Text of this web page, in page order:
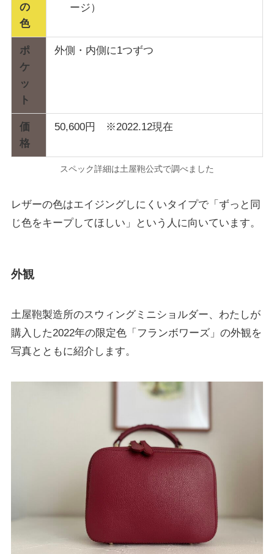
の
色
ージ）
ポ
ケ
ッ
ト
外側・内側に1つずつ
価
格
50,600円 ※2022.12現在
スペック詳細は土屋鞄公式で調べました
レザーの色はエイジングしにくいタイプで「ずっと同
じ色をキープしてほしい」という人に向いています。
外観
土屋鞄製造所のスウィングミニショルダー、わたしが
購入した2022年の限定色「フランボワーズ」の外観を
写真とともに紹介します。